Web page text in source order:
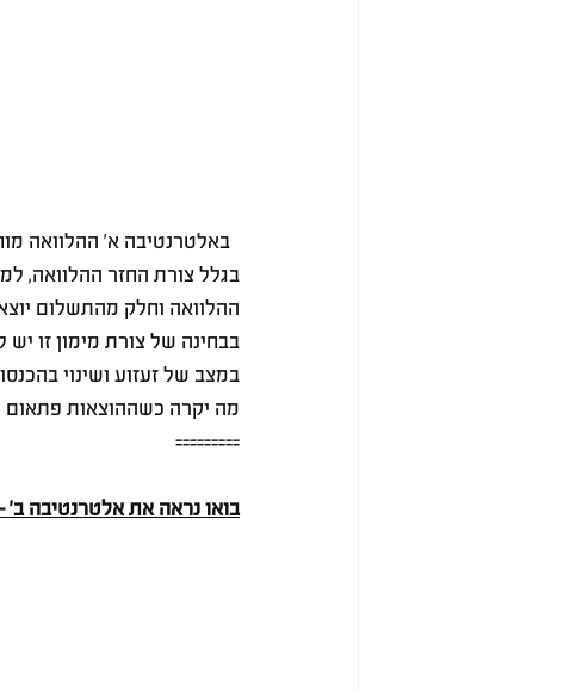
בגלל צורת החזר ההלוואה,
ההלוואה וחלק מהתשלום
בבחינה של צורת מימון זו
במצב של זעזוע ושינוי
מה יקרה כשההוצאות פתאום
=========
בואו נראה את אלטרנטיבה ב'